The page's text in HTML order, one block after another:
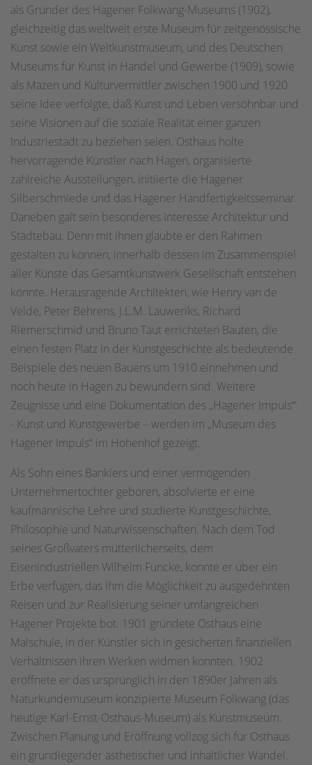
als Gründer des Hagener Folkwang-Museums (1902),
gleichzeitig das weltweit erste Museum für zeitgenössische
Kunst sowie ein Weltkunstmuseum, und des Deutschen
Museums für Kunst in Handel und Gewerbe (1909), sowie
als Mäzen und Kulturvermittler zwischen 1900 und 1920
seine Idee verfolgte, daß Kunst und Leben versöhnbar und
seine Visionen auf die soziale Realität einer ganzen
Industriestadt zu beziehen seien. Osthaus holte
hervorragende Künstler nach Hagen, organisierte
zahlreiche Ausstellungen, initiierte die Hagener
Silberschmiede und das Hagener Handfertigkeitsseminar.
Daneben galt sein besonderes Interesse Architektur und
Städtebau. Denn mit ihnen glaubte er den Rahmen
gestalten zu können, innerhalb dessen im Zusammenspiel
aller Künste das Gesamtkunstwerk Gesellschaft entstehen
könnte. Herausragende Architekten, wie Henry van de
Velde, Peter Behrens, J.L.M. Lauweriks, Richard
Riemerschmid und Bruno Taut errichteten Bauten, die
einen festen Platz in der Kunstgeschichte als bedeutende
Beispiele des neuen Bauens um 1910 einnehmen und
noch heute in Hagen zu bewundern sind. Weitere
Zeugnisse und eine Dokumentation des „Hagener Impuls‘“
- Kunst und Kunstgewerbe – werden im „Museum des
Hagener Impuls“ im Hohenhof gezeigt.
Als Sohn eines Bankiers und einer vermögenden
Unternehmertochter geboren, absolvierte er eine
kaufmännische Lehre und studierte Kunstgeschichte,
Philosophie und Naturwissenschaften. Nach dem Tod
seines Großvaters mütterlicherseits, dem
Eisenindustriellen Wilhelm Funcke, konnte er über ein
Erbe verfügen, das ihm die Möglichkeit zu ausgedehnten
Reisen und zur Realisierung seiner umfangreichen
Hagener Projekte bot. 1901 gründete Osthaus eine
Malschule, in der Künstler sich in gesicherten finanziellen
Verhältnissen ihren Werken widmen konnten. 1902
eröffnete er das ursprünglich in den 1890er Jahren als
Naturkundemuseum konzipierte Museum Folkwang (das
heutige Karl-Ernst-Osthaus-Museum) als Kunstmuseum.
Zwischen Planung und Eröffnung vollzog sich für Osthaus
ein grundlegender ästhetischer und inhaltlicher Wandel.